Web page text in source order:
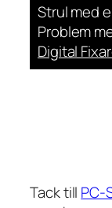
Strul med
Problem
Digital
Tack till PC-